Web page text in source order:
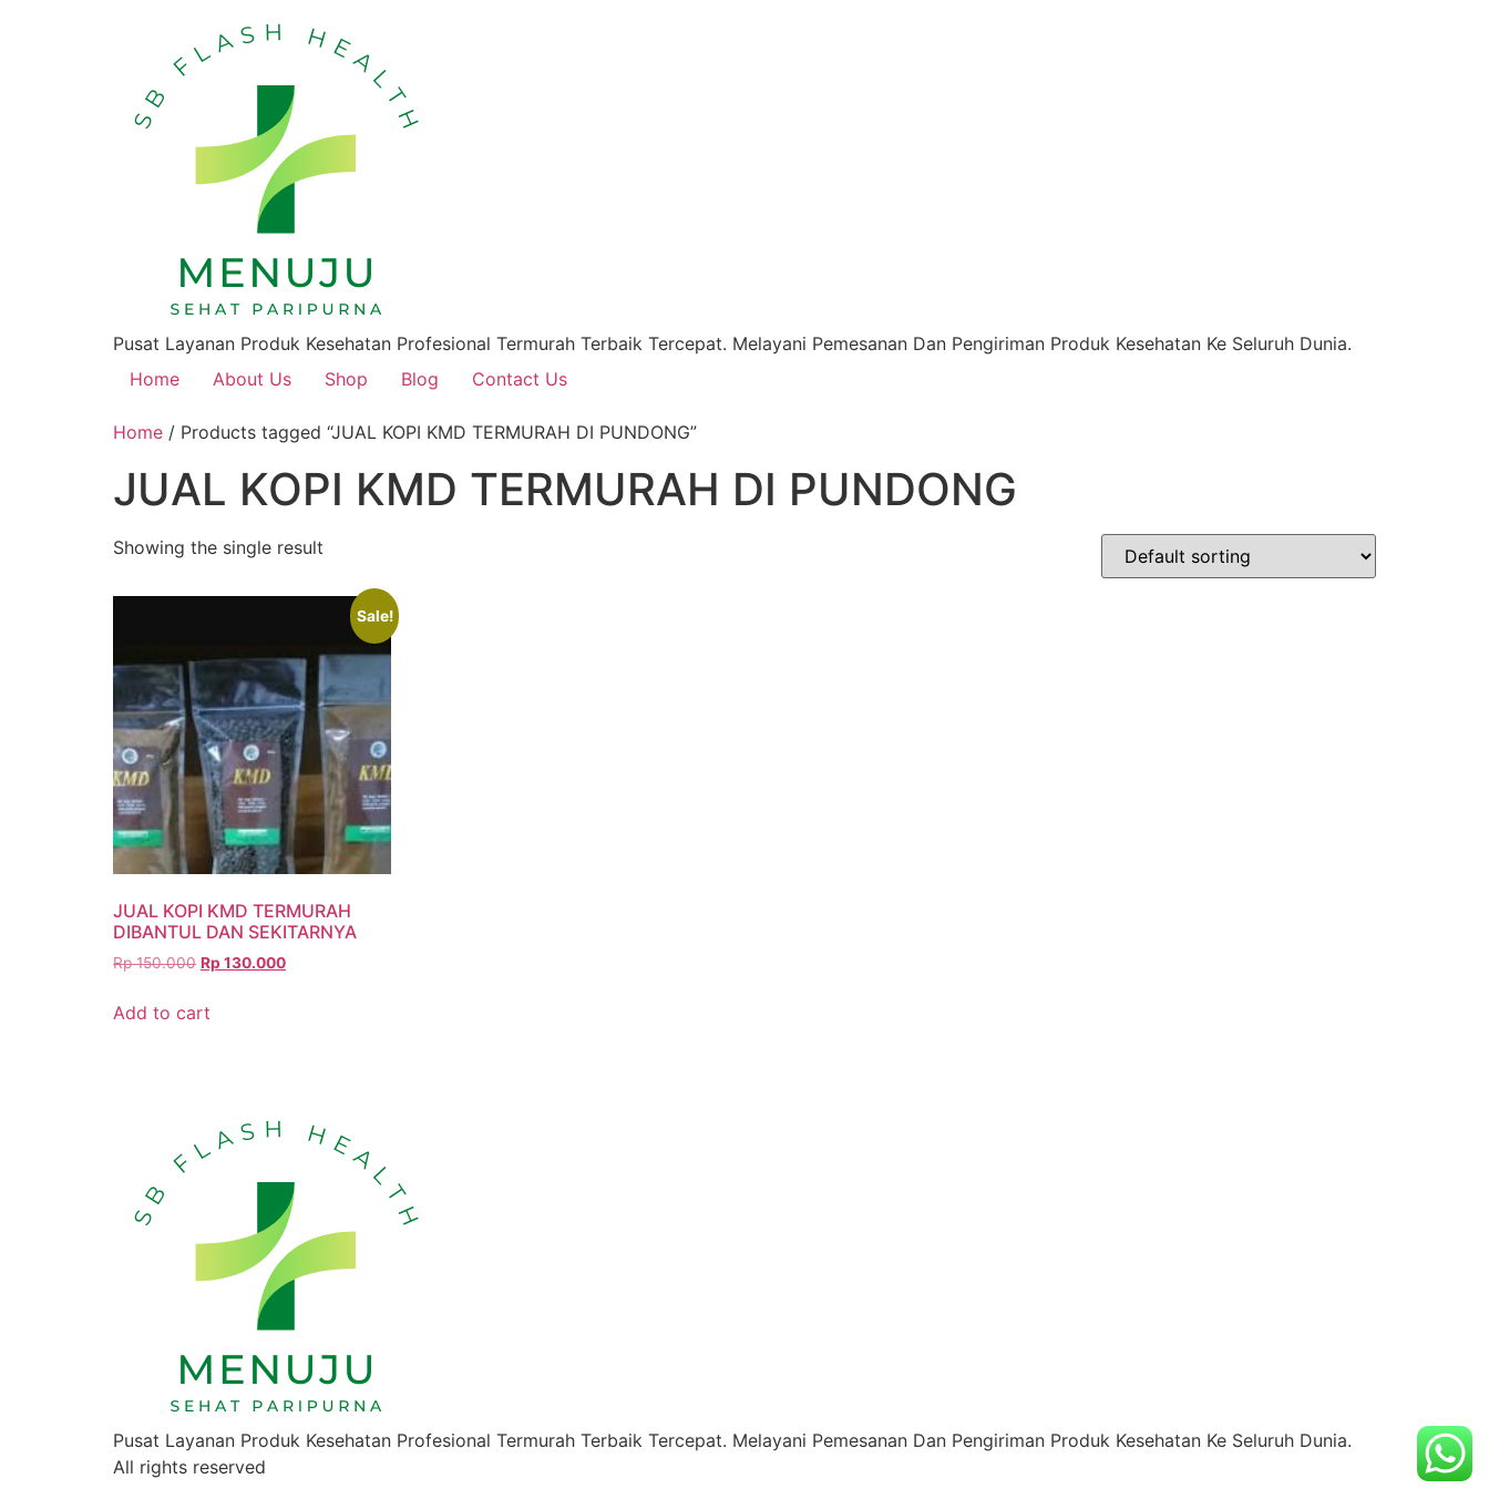
Pusat Layanan Produk Kesehatan Profesional Termurah Terbaik Tercepat. Melayani Pemesanan Dan Pengiriman Produk Kesehatan Ke Seluruh Dunia.
Home
About Us Shop Blog Contact Us
Home / Products tagged “JUAL KOPI KMD TERMURAH DI PUNDONG”
JUAL KOPI KMD TERMURAH DI PUNDONG
Showing the single result
Sale!
JUAL KOPI KMD TERMURAH
DIBANTUL DAN SEKITARNYA
Rp150.000 Rp 130.000
Add to cart
Pusat Layanan Produk Kesehatan Profesional Termurah Terbaik Tercepat. Melayani Pemesanan Dan Pengiriman Produk Kesehatan Ke Seluruh Dunia.
All rights reserved